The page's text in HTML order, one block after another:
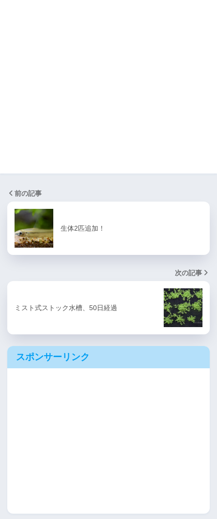
前の記事
生体2匹追加！
次の記事
ミスト式ストック水槽、50日経過
スポンサーリンク